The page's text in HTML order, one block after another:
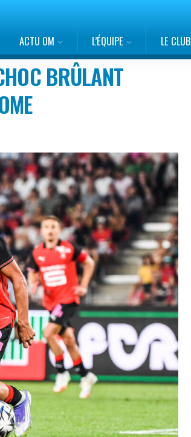
ACTU OM L’ÉQUIPE LE CLUB
BRÛLANT